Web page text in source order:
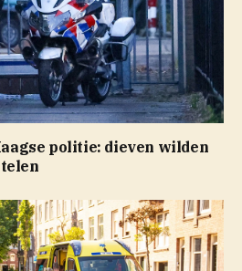
politie: dieven wilden